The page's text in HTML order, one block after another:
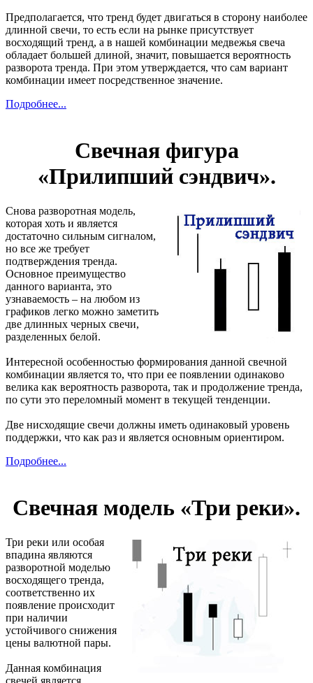
Предполагается, что тренд будет двигаться в сторону наиболее
длинной свечи, то есть если на рынке присутствует
восходящий тренд, а в нашей комбинации медвежья свеча
обладает большей длиной, значит, повышается вероятность
разворота тренда. При этом утверждается, что сам вариант
комбинации имеет посредственное значение.
Подробнее...
Свечная фигура
«Прилипший сэндвич».
Снова разворотная модель,
которая хоть и является
достаточно сильным сигналом,
но все же требует
подтверждения тренда.
Основное преимущество
данного варианта, это
узнаваемость – на любом из
графиков легко можно заметить
две длинных черных свечи,
разделенных белой.
Интересной особенностью формирования данной свечной
комбинации является то, что при ее появлении одинаково
велика как вероятность разворота, так и продолжение тренда,
по сути это переломный момент в текущей тенденции.
Две нисходящие свечи должны иметь одинаковый уровень
поддержки, что как раз и является основным ориентиром.
Подробнее...
Свечная модель «Три реки».
Три реки или особая
впадина являются
разворотной моделью
восходящего тренда,
соответственно их
появление происходит
при наличии
устойчивого снижения
цены валютной пары.
Данная комбинация
свечей является